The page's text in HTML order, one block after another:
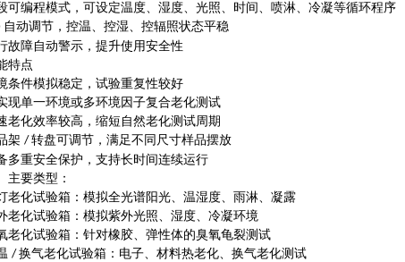
可编程模式，可设定温度、湿度、光照、时间、喷淋、冷凝等循环程序
自动调节，控温、控湿、控辐照状态平稳
故障自动警示，提升使用安全性
特点
条件模拟稳定，试验重复性较好
现单一环境或多环境因子复合老化测试
老化效率较高，缩短自然老化测试周期
架 / 转盘可调节，满足不同尺寸样品摆放
多重安全保护，支持长时间连续运行
主要类型 ：
老化试验箱：模拟全光谱阳光、温湿度、雨淋、凝露
老化试验箱：模拟紫外光照、湿度、冷凝环境
老化试验箱：针对橡胶、弹性体的臭氧龟裂测试
/ 换气老化试验箱：电子、材料热老化、换气老化测试